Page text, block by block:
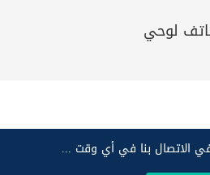
لوحي
في الاتصال بنا في أي وقت ...